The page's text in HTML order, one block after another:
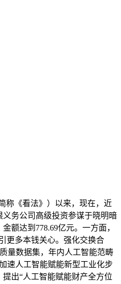
称《看法》）以来，现在，近
务公司高级投资参谋于晓明暗
额达到778.69亿元。一方面，
更多本钱关心。强化交换合
量数据集，年内人工智能范畴
速人工智能赋能新型工业化步
出“人工智能赋能财产全方位